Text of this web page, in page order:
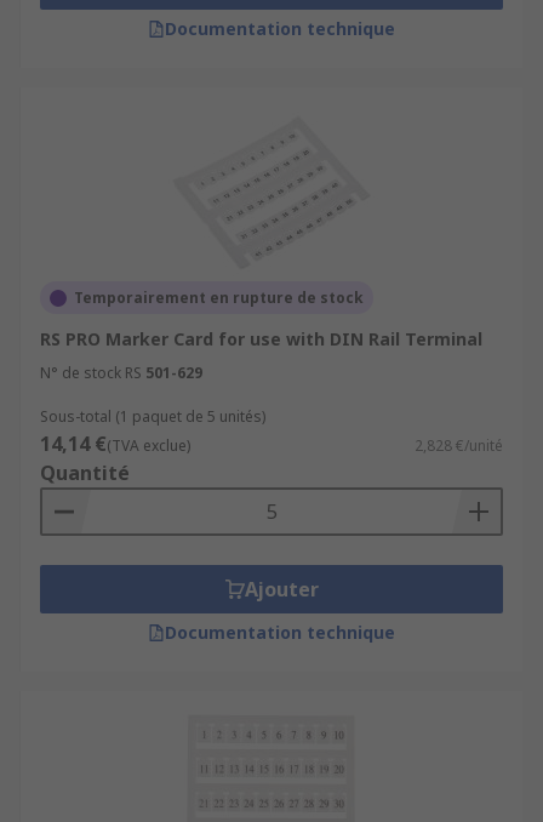
Documentation technique
Temporairement en rupture de stock
RS PRO Marker Card for use with DIN Rail Terminal
N° de stock RS 501-629
Sous-total (1 paquet de 5 unités)
14,14 €(TVA exclue) 2,828 €/unité
Quantité
Ajouter
Documentation technique